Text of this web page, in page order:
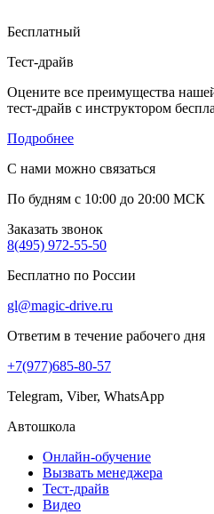
Бесплатный
Тест-драйв
Оцените все преимущества
тест-драйв с инструктором
Подробнее
С нами можно связаться
По будням с 10:00 до 20:00 МСК
Заказать звонок
8(495) 972-55-50
Бесплатно по России
gl@magic-drive.ru
Ответим в течение рабочего дня
+7(977)685-80-57
Telegram, Viber, WhatsApp
Автошкола
Онлайн-обучение
Вызвать менеджера
Тест-драйв
Видео